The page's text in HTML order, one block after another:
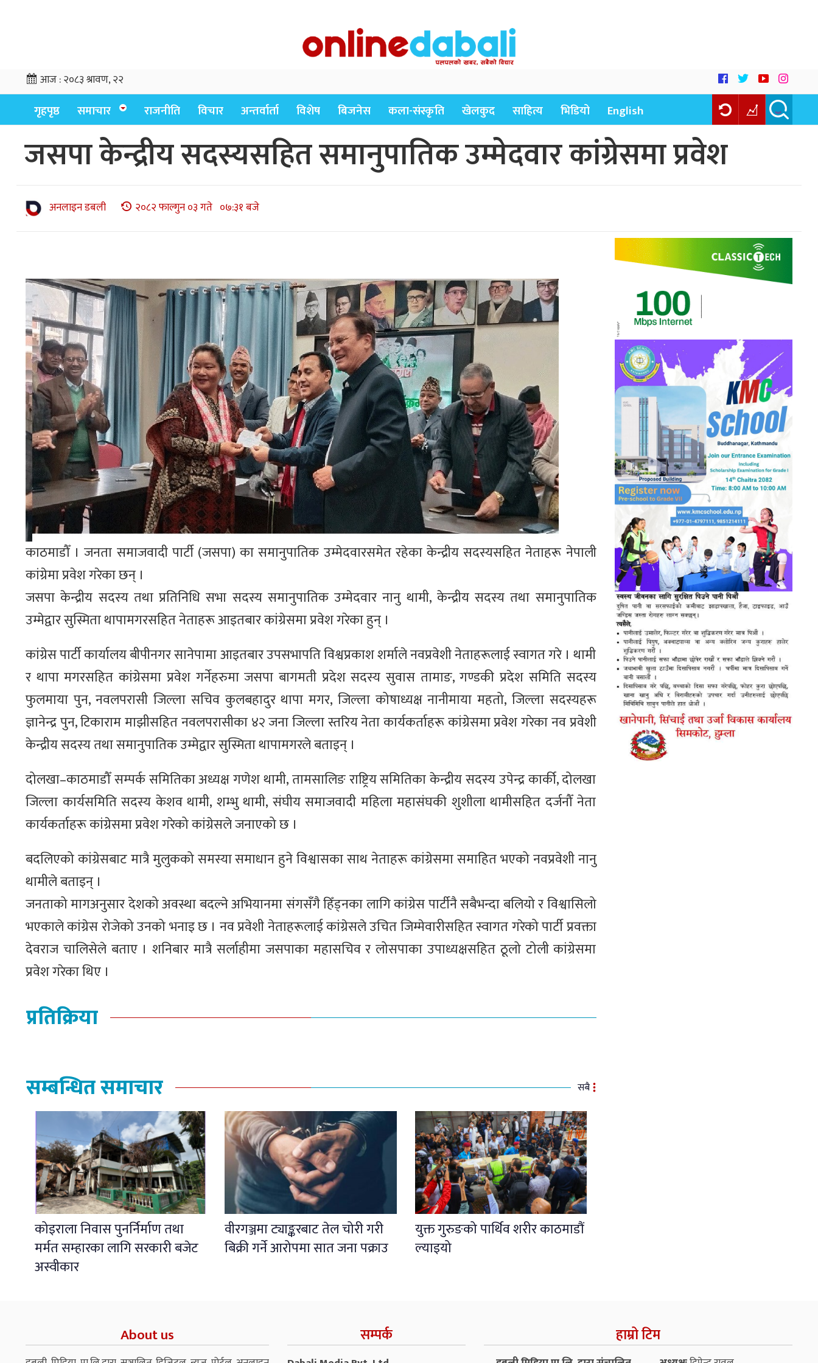
आज :२०८३ श्रावण, २२
गृहपृष्ठ समाचार राजनीति विचार अन्तर्वार्ता विशेष बिजनेस कला-संस्कृति खेलकुद साहित्य भिडियो English
जसपा केन्द्रीय सदस्यसहित समानुपातिक उम्मेदवार कांग्रेसमा प्रवेश
अनलाइन डबली २०८२ फाल्गुन ०३ गते ०७:३१ बजे
काठमाडौँ । जनता समाजवादी पार्टी (जसपा) का समानुपातिक उम्मेदवारसमेत रहेका केन्द्रीय सदस्यसहित नेताहरू नेपाली
कांग्रेमा प्रवेश गरेका छन् ।
जसपा केन्द्रीय सदस्य तथा प्रतिनिधि सभा सदस्य समानुपातिक उम्मेदवार नानु थामी, केन्द्रीय सदस्य तथा समानुपातिक
उम्मेद्वार सुस्मिता थापामगरसहित नेताहरू आइतबार कांग्रेसमा प्रवेश गरेका हुन् ।
कांग्रेस पार्टी कार्यालय बीपीनगर सानेपामा आइतबार उपसभापति विश्वप्रकाश शर्माले नवप्रवेशी नेताहरूलाई स्वागत गरे । थामी
र थापा मगरसहित कांग्रेसमा प्रवेश गर्नेहरुमा जसपा बागमती प्रदेश सदस्य सुवास तामाङ, गण्डकी प्रदेश समिति सदस्य
फुलमाया पुन, नवलपरासी जिल्ला सचिव कुलबहादुर थापा मगर, जिल्ला कोषाध्यक्ष नानीमाया महतो, जिल्ला सदस्यहरू
ज्ञानेन्द्र पुन, टिकाराम माझीसहित नवलपरासीका ४२ जना जिल्ला स्तरिय नेता कार्यकर्ताहरू कांग्रेसमा प्रवेश गरेका नव प्रवेशी
केन्द्रीय सदस्य तथा समानुपातिक उम्मेद्वार सुस्मिता थापामगरले बताइन् ।
दोलखा–काठमाडौँ सम्पर्क समितिका अध्यक्ष गणेश थामी, तामसालिङ राष्ट्रिय समितिका केन्द्रीय सदस्य उपेन्द्र कार्की, दोलखा
जिल्ला कार्यसमिति सदस्य केशव थामी, शम्भु थामी, संघीय समाजवादी महिला महासंघकी शुशीला थामीसहित दर्जनौँ नेता
कार्यकर्ताहरू कांग्रेसमा प्रवेश गरेको कांग्रेसले जनाएको छ ।
बदलिएको कांग्रेसबाट मात्रै मुलुकको समस्या समाधान हुने विश्वासका साथ नेताहरू कांग्रेसमा समाहित भएको नवप्रवेशी नानु
थामीले बताइन् ।
जनताको मागअनुसार देशको अवस्था बदल्ने अभियानमा संगसँगै हिँड्नका लागि कांग्रेस पार्टीनै सबैभन्दा बलियो र विश्वासिलो
भएकाले कांग्रेस रोजेको उनको भनाइ छ । नव प्रवेशी नेताहरूलाई कांग्रेसले उचित जिम्मेवारीसहित स्वागत गरेको पार्टी प्रवक्ता
देवराज चालिसेले बताए । शनिबार मात्रै सर्लाहीमा जसपाका महासचिव र लोसपाका उपाध्यक्षसहित ठूलो टोली कांग्रेसमा
प्रवेश गरेका थिए ।
प्रतिक्रिया
सम्बन्धित समाचार सबै
कोइराला निवास पुनर्निर्माण तथा
मर्मत सम्हारका लागि सरकारी बजेट
अस्वीकार
वीरगञ्जमा ट्याङ्करबाट तेल चोरी गरी
बिक्री गर्ने आरोपमा सात जना पक्राउ
युक्त गुरुङको पार्थिव शरीर काठमाडौं
ल्याइयो
About us सम्पर्क हाम्रो टिम